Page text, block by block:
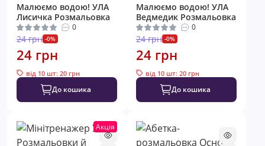
Малюємо водою! УЛА
Лисичка Розмальовка
0
24 грн -0%
24 грн
від 10 шт: 20 грн
До кошика
Малюємо водою! УЛА
Ведмедик Розмальовка
0
24 грн -0%
24 грн
від 10 шт: 20 грн
До кошика
Акція